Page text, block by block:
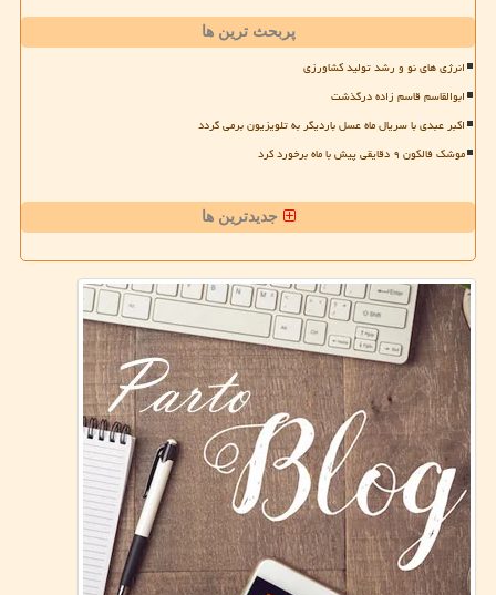
پربحث ترین ها
انرژی های نو و رشد تولید کشاورزی
ابوالقاسم قاسم زاده درگذشت
اکبر عبدی با سریال ماه عسل باردیگر به تلویزیون برمی گردد
موشک فالکون ۹ دقایقی پیش با ماه برخورد کرد
جدیدترین ها